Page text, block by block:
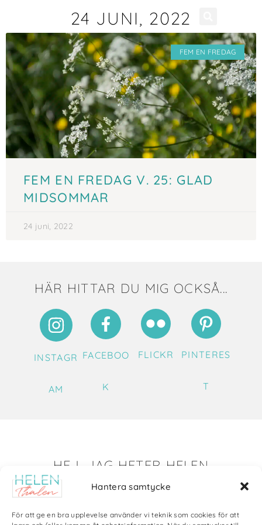
Hantera samtycke
För att ge en bra upplevelse använder vi teknik som cookies för att
24 JUNI, 2022
FEM EN FREDAG
FEM EN FREDAG V. 25: GLAD
MIDSOMMAR
24 juni, 2022
HÄR HITTAR DU MIG OCKSÅ...
INSTAGR
AM
FACEBOO
K
FLICKR PINTERES
T
HEJ, JAG HETER HELEN
Det är så roligt att du hittat till mig!
Här visar jag saker som jag skapat av olika slag. Just nu